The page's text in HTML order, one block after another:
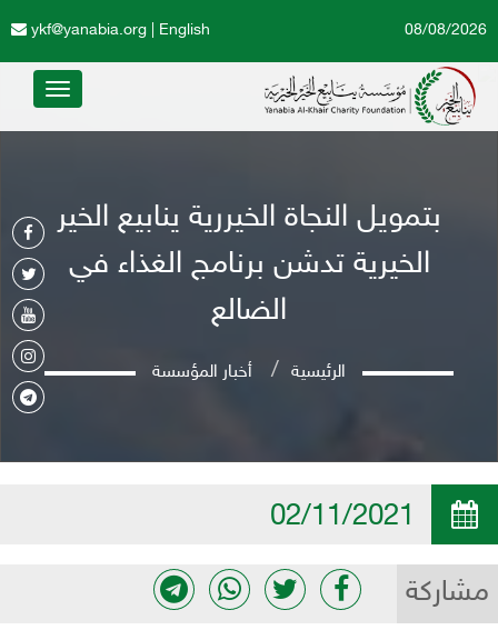
English
ykf@yanabia.org 08/08/2026
Toggle
بتمويل النجاة الخيررية ينابيع الخير
الخيرية تدشن برنامج الغذاء في
الضالع
الرئيسية أخبار المؤسسة
مشاركة